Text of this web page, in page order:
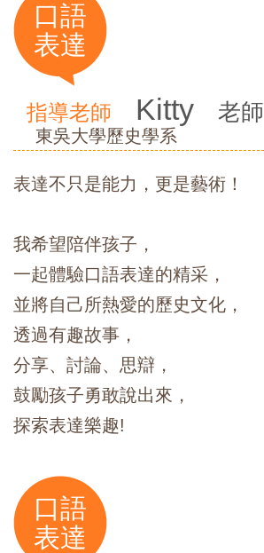
口語
表達
指導老師 Kitty 老師
東吳大學歷史學系
表達不只是能力，更是藝術！
我希望陪伴孩子，
一起體驗口語表達的精采，
並將自己所熱愛的歷史文化，
透過有趣故事，
分享、討論、思辯，
鼓勵孩子勇敢說出來，
探索表達樂趣!
口語
表達